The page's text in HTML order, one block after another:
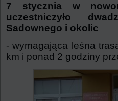
7 stycznia w
uczestniczyło
Sadownego i okolic
- wymagająca leśna
km i ponad 2 godziny